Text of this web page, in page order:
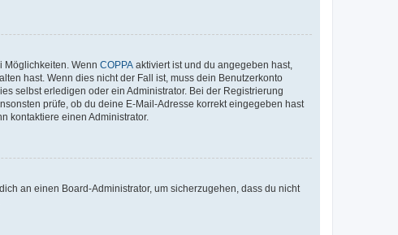
Möglichkeiten. Wenn COPPA aktiviert ist und du angegeben hast,
hast. Wenn dies nicht der Fall ist, muss dein Benutzerkonto
selbst erledigen oder ein Administrator. Bei der Registrierung
prüfe, ob du deine E-Mail-Adresse korrekt eingegeben hast
kontaktiere einen Administrator.
an einen Board-Administrator, um sicherzugehen, dass du nicht